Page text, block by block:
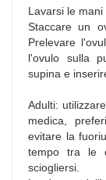
Lavarsi le
Staccare un
Prelevare
l'ovulo sulla
supina e
Adulti:
medica,
evitare la
tempo tra le
sciogliersi.